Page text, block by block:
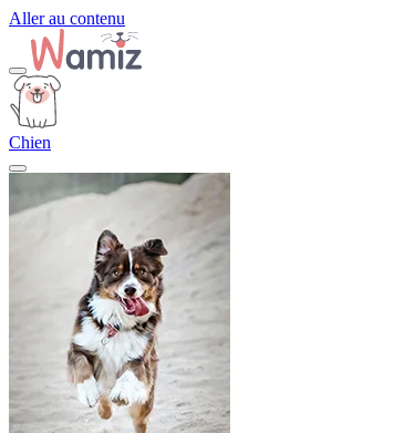
Aller au contenu
Chien